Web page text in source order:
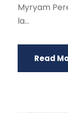
Myryam
la...
Read